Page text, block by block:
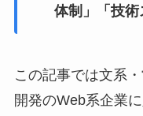
体制」「技術
この記事では文系
開発のWeb系企業